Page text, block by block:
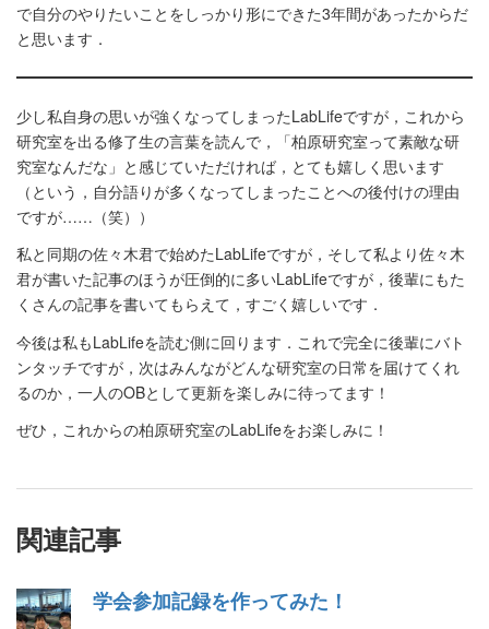
で自分のやりたいことをしっかり形にできた3年間があったからだ
と思います．
少し私自身の思いが強くなってしまったLabLifeですが，これから
研究室を出る修了生の言葉を読んで，「柏原研究室って素敵な研
究室なんだな」と感じていただければ，とても嬉しく思います
（という，自分語りが多くなってしまったことへの後付けの理由
ですが……（笑））
私と同期の佐々木君で始めたLabLifeですが，そして私より佐々木
君が書いた記事のほうが圧倒的に多いLabLifeですが，後輩にもた
くさんの記事を書いてもらえて，すごく嬉しいです．
今後は私もLabLifeを読む側に回ります．これで完全に後輩にバト
ンタッチですが，次はみんながどんな研究室の日常を届けてくれ
るのか，一人のOBとして更新を楽しみに待ってます！
ぜひ，これからの柏原研究室のLabLifeをお楽しみに！
関連記事
学会参加記録を作ってみた！